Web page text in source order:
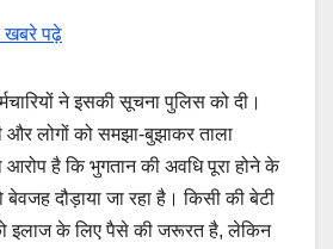
खबरे पढ़े
ने इसकी सूचना पुलिस को दी।
लोगों को समझा-बुझाकर ताला
आरोप है कि भुगतान की अवधि पूरा होने के
बेवजह दौड़ाया जा रहा है। किसी की बेटी
इलाज के लिए पैसे की जरूरत है, लेकिन